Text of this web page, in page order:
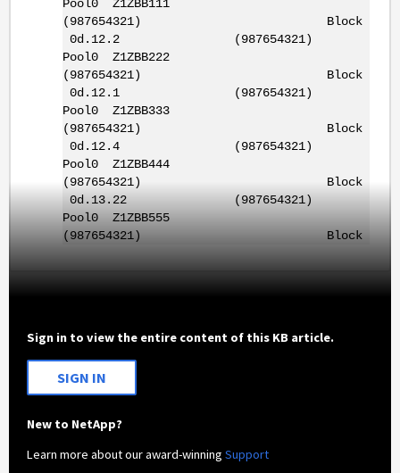
Pool0 Z1ZBB111
(987654321) Block
0d.12.2 (987654321)
Pool0 Z1ZBB222
(987654321) Block
0d.12.1 (987654321)
Pool0 Z1ZBB333
(987654321) Block
0d.12.4 (987654321)
Pool0 Z1ZBB444
(987654321) Block
0d.13.22 (987654321)
Pool0 Z1ZBB555
(987654321) Block
Sign in to view the entire content of this KB article.
SIGN IN
New to NetApp?
Learn more about our award-winningSupport